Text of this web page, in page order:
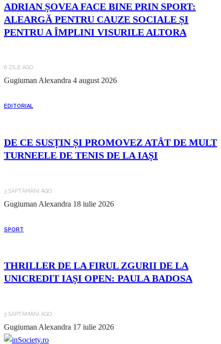
ADRIAN ȘOVEA FACE BINE PRIN SPORT:
ALEARGĂ PENTRU CAUZE SOCIALE ȘI
PENTRU A ÎMPLINI VISURILE ALTORA
6 ZILE AGO
Gugiuman Alexandra 4 august 2026
EDITORIAL
DE CE SUSȚIN ȘI PROMOVEZ ATÂT DE MULT
TURNEELE DE TENIS DE LA IAȘI
3 SĂPTĂMÂNI AGO
Gugiuman Alexandra 18 iulie 2026
SPORT
THRILLER DE LA FIRUL ZGURII DE LA
UNICREDIT IAȘI OPEN: PAULA BADOSA
3 SĂPTĂMÂNI AGO
Gugiuman Alexandra 17 iulie 2026